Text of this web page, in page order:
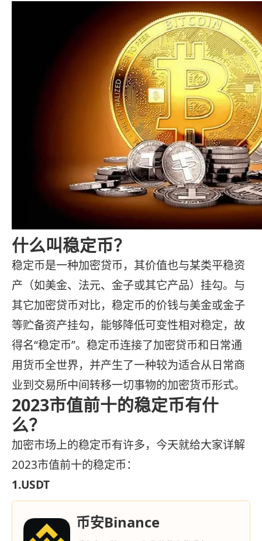
什么叫稳定币？
稳定币是一种加密贷币，其价值也与某类平稳资
产（如美金、法元、金子或其它产品）挂勾。与
其它加密贷币对比，稳定币的价钱与美金或金子
等贮备资产挂勾，能够降低可变性相对稳定，故
得名“稳定币”。稳定币连接了加密贷币和日常通
用货币全世界，并产生了一种较为适合从日常商
业到交易所中间转移一切事物的加密货币形式。
2023市值前十的稳定币有什
么？
加密市场上的稳定币有许多，今天就给大家详解
2023市值前十的稳定币：
1.USDT
币安Binance